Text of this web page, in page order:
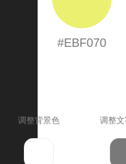
#EBF070
调整背景色 调整